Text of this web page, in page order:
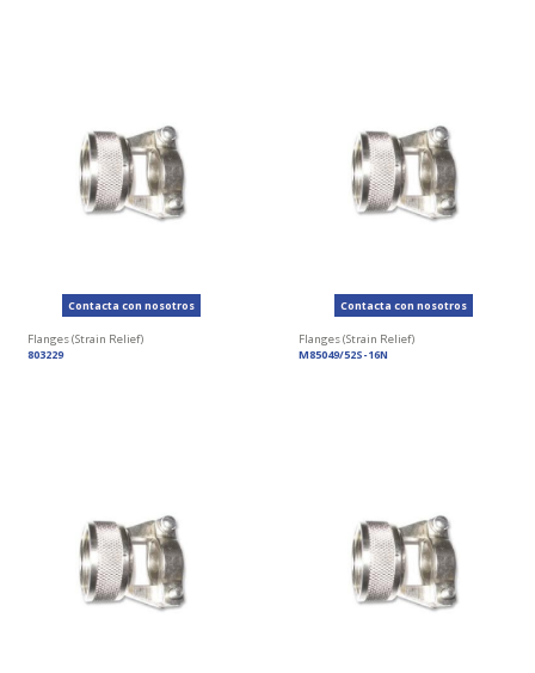
Contacta con nosotros
Flanges (Strain Relief)
803229
Contacta con nosotros
Flanges (Strain Relief)
M85049/52S-16N